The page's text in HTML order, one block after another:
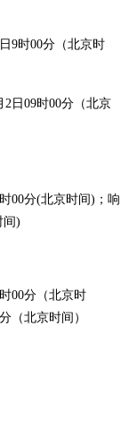
9时00分（北京时
2 日 09时00分（北京
00分(北京时间)；响
间)
00分（北京时
（北京时间）